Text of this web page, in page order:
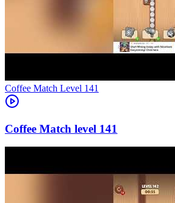
Level 141
141